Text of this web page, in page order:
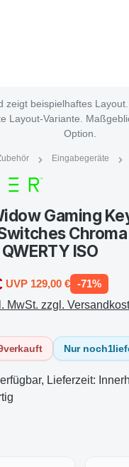
zeigt beispielhaftes
Layout-Variante.
Option.
Eingabegeräte
Gaming
Chroma
ISO
UVP 129,00 € -71%
MwSt. zzgl.
verkauft Nur noch1
Lieferzeit: